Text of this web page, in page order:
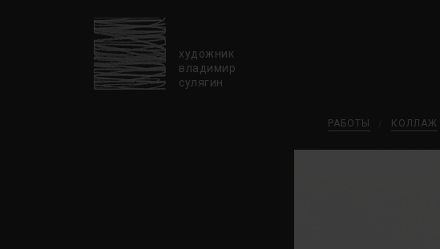
художник
владимир
сулягин
РАБОТЫ КОЛЛАЖ